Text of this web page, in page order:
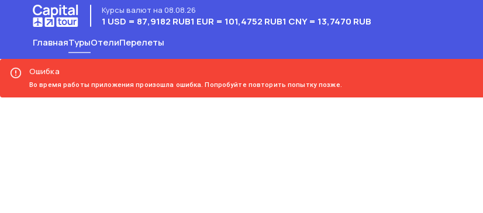
Курсы валют на 08.08.26
1 USD = 87,9182 RUB1 EUR = 101,4752 RUB1 CNY = 13,7470 RUB
ГлавнаяТурыОтелиПерелеты
Ошибка
Во время работы приложения произошла ошибка. Попробуйте повторить попытку позже.